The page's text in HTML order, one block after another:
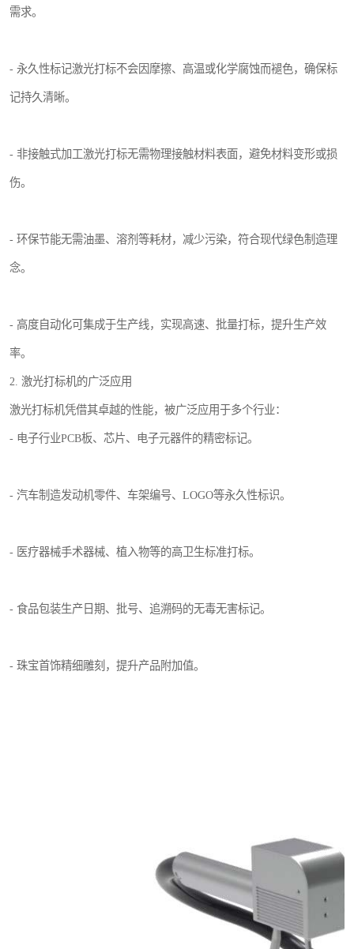
需求。
- 永久性标记激光打标不会因摩擦、高温或化学腐蚀而褪色，确保标
记持久清晰。
- 非接触式加工激光打标无需物理接触材料表面，避免材料变形或损
伤。
- 环保节能无需油墨、溶剂等耗材，减少污染，符合现代绿色制造理
念。
- 高度自动化可集成于生产线，实现高速、批量打标，提升生产效
率。
2. 激光打标机的广泛应用
激光打标机凭借其卓越的性能，被广泛应用于多个行业：
- 电子行业PCB板、芯片、电子元器件的精密标记。
- 汽车制造发动机零件、车架编号、LOGO等永久性标识。
- 医疗器械手术器械、植入物等的高卫生标准打标。
- 食品包装生产日期、批号、追溯码的无毒无害标记。
- 珠宝首饰精细雕刻，提升产品附加值。